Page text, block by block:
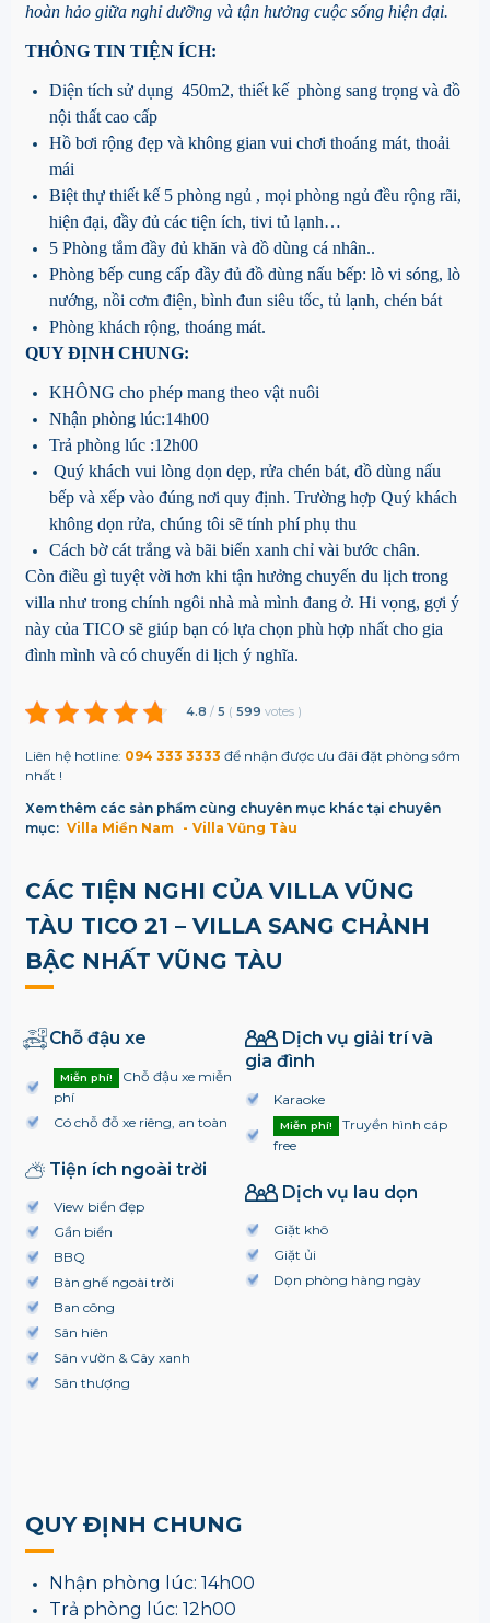
hoàn hảo giữa nghỉ dưỡng và tận hưởng cuộc sống hiện đại.
THÔNG TIN TIỆN ÍCH:
Diện tích sử dụng 450m2, thiết kế phòng sang trọng và đồ
nội thất cao cấp
Hồ bơi rộng đẹp và không gian vui chơi thoáng mát, thoải
mái
Biệt thự thiết kế 5 phòng ngủ , mọi phòng ngủ đều rộng rãi,
hiện đại, đầy đủ các tiện ích, tivi tủ lạnh…
5 Phòng tắm đầy đủ khăn và đồ dùng cá nhân..
Phòng bếp cung cấp đầy đủ đồ dùng nấu bếp: lò vi sóng, lò
nướng, nồi cơm điện, bình đun siêu tốc, tủ lạnh, chén bát
Phòng khách rộng, thoáng mát.
QUY ĐỊNH CHUNG:
KHÔNG cho phép mang theo vật nuôi
Nhận phòng lúc:14h00
Trả phòng lúc :12h00
Quý khách vui lòng dọn dẹp, rửa chén bát, đồ dùng nấu
bếp và xếp vào đúng nơi quy định. Trường hợp Quý khách
không dọn rửa, chúng tôi sẽ tính phí phụ thu
Cách bờ cát trắng và bãi biển xanh chỉ vài bước chân.
Còn điều gì tuyệt vời hơn khi tận hưởng chuyến du lịch trong
villa như trong chính ngôi nhà mà mình đang ở. Hi vọng, gợi ý
này của TICO sẽ giúp bạn có lựa chọn phù hợp nhất cho gia
đình mình và có chuyến di lịch ý nghĩa.
4.8 / 5 ( 599 votes )
Liên hệ hotline: 094 333 3333 để nhận được ưu đãi đặt phòng sớm
nhất !
Xem thêm các sản phẩm cùng chuyên mục khác tại chuyên
mục: Villa Miền Nam Villa Vũng Tàu
CÁC TIỆN NGHI CỦA VILLA VŨNG
TÀU TICO 21 – VILLA SANG CHẢNH
BẬC NHẤT VŨNG TÀU
Chỗ đậu xe
Miễn phí!
Chỗ đậu xe miễn
phí
Có chỗ đỗ xe riêng, an toàn
Tiện ích ngoài trời
View biển đẹp
Gần biển
BBQ
Bàn ghế ngoài trời
Ban công
Sân hiên
Sân vườn & Cây xanh
Sân thượng
Dịch vụ giải trí và
gia đình
Karaoke
Miễn phí!
Truyền hình cáp
free
Dịch vụ lau dọn
Giặt khô
Giặt ủi
Dọn phòng hàng ngày
QUY ĐỊNH CHUNG
Nhận phòng lúc: 14h00
Trả phòng lúc: 12h00